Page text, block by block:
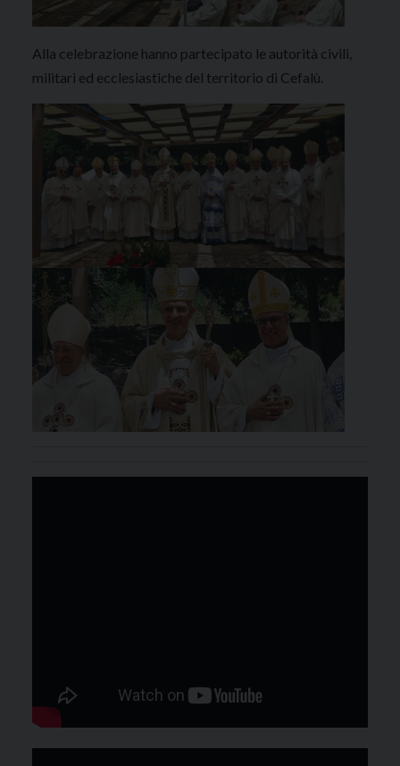
Alla celebrazione hanno partecipato le autorità civili,
militari ed ecclesiastiche del territorio di Cefalù.